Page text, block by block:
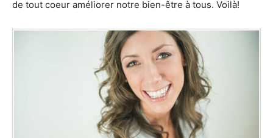
de tout coeur améliorer notre bien-être à tous. Voilà!